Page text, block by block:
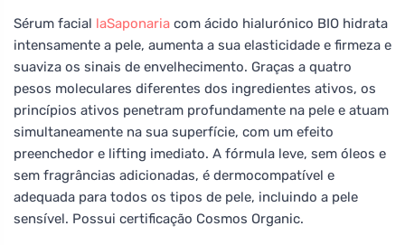
Sérum facial laSaponaria com ácido hialurónico BIO hidrata
intensamente a pele, aumenta a sua elasticidade e firmeza e
suaviza os sinais de envelhecimento. Graças a quatro
pesos moleculares diferentes dos ingredientes ativos, os
princípios ativos penetram profundamente na pele e atuam
simultaneamente na sua superfície, com um efeito
preenchedor e lifting imediato. A fórmula leve, sem óleos e
sem fragrâncias adicionadas, é dermocompatível e
adequada para todos os tipos de pele, incluindo a pele
sensível. Possui certificação Cosmos Organic.